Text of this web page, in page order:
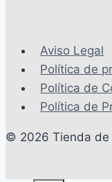
Aviso Legal
Política de
Política de
Política de
© 2026 Tienda de